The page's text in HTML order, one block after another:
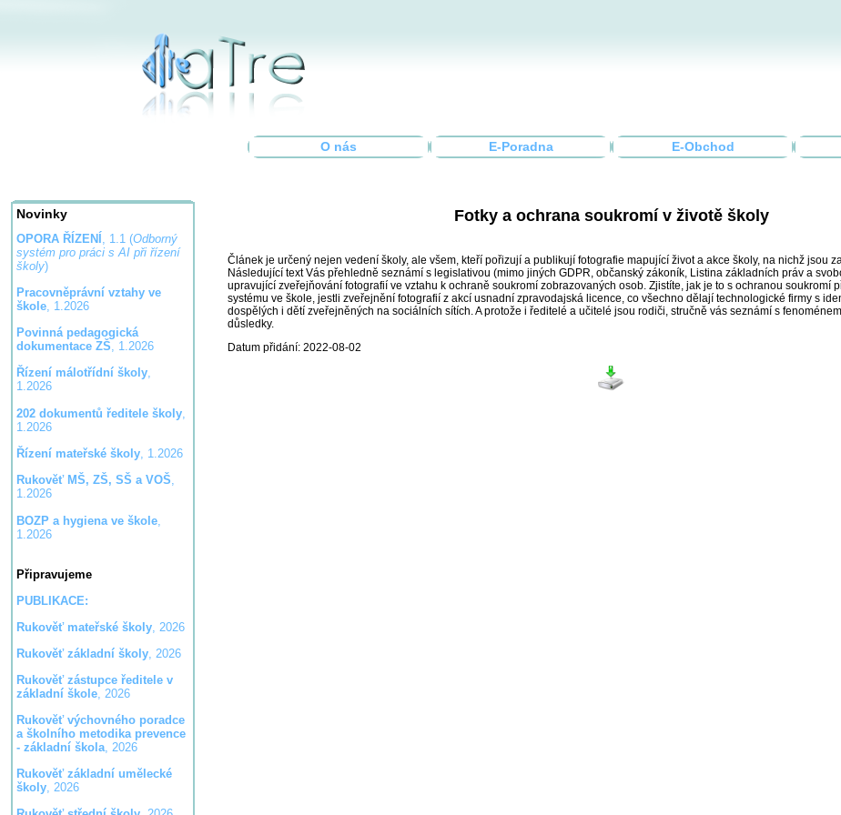
O nás E-Poradna E-Obchod
Novinky
OPORA ŘÍZENÍ , 1.1 (Odborný
systém pro práci s AI při řízení
školy)
Pracovněprávní vztahy ve
škole, 1.2026
Povinná pedagogická
dokumentace ZŠ, 1.2026
Řízení málotřídní školy,
1.2026
202 dokumentů ředitele školy,
1.2026
Řízení mateřské školy, 1.2026
Rukověť MŠ, ZŠ, SŠ a VOŠ,
1.2026
BOZP a hygiena ve škole,
1.2026
Připravujeme
PUBLIKACE:
Rukověť mateřské školy, 2026
Rukověť základní školy, 2026
Rukověť zástupce ředitele v
základní škole, 2026
Rukověť výchovného poradce
a školního metodika prevence
- základní škola, 2026
Rukověť základní umělecké
školy, 2026
Fotky a ochrana soukromí v životě školy
Článek je určený nejen vedení školy, ale všem, kteří pořizují a publikují fotografie mapující život a akce školy, na nichž jsou
Následující text Vás přehledně seznámí s legislativou (mimo jiných GDPR, občanský zákoník, Listina základních práv a
upravující zveřejňování fotografií ve vztahu k ochraně soukromí zobrazovaných osob. Zjistíte, jak je to s ochranou soukromí
systému ve škole, jestli zveřejnění fotografií z akcí usnadní zpravodajská licence, co všechno dělají technologické firmy s
dospělých i dětí zveřejněných na sociálních sítích. A protože i ředitelé a učitelé jsou rodiči, stručně vás seznámí s
důsledky.
Datum přidání: 2022-08-02